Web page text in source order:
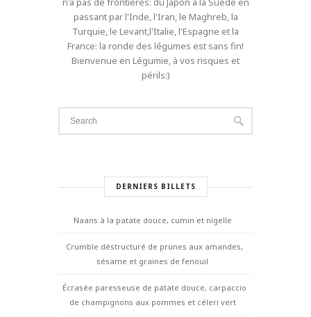
passant par l'Inde, l'Iran, le Maghreb, la
Turquie, le Levant,l'Italie, l'Espagne et la
France: la ronde des légumes est sans fin!
Bienvenue en Légumie, à vos risques et
périls:)
DERNIERS BILLETS
Naans à la patate douce, cumin et nigelle
Crumble déstructuré de prunes aux amandes,
sésame et graines de fenouil
Écrasée paresseuse de patate douce, carpaccio
de champignons aux pommes et céleri vert